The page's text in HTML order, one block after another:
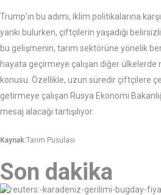
Trump’ın bu adımı, iklim politikalarına
yankı bulurken, çiftçilerin yaşadığı
bu gelişmenin, tarım sektörüne yönelik
hayata geçirmeye çalışan diğer ülkelerde
konusu. Özellikle, uzun süredir çiftçilere
getirmeye çalışan Rusya Ekonomi
mesaj alacağı tartışılıyor.
Kaynak:Tarım Pusulası
Son dakika